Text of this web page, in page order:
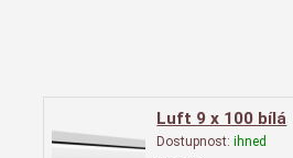
Luft 9 x 100 bílá
Dostupnost:ihned